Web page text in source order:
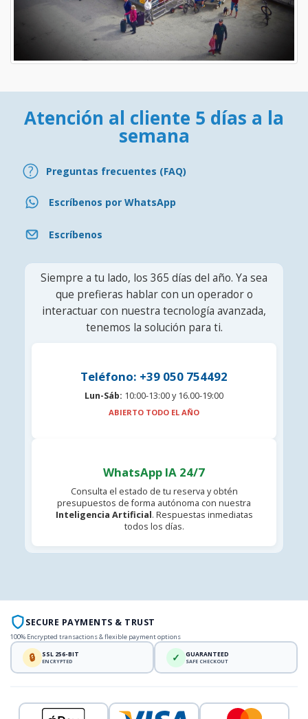
Atención al cliente 5 días a la
semana
Preguntas frecuentes (FAQ)
Escríbenos por WhatsApp
Escríbenos
Siempre a tu lado, los 365 días del año. Ya sea
que prefieras hablar con un operador o
interactuar con nuestra tecnología avanzada,
tenemos la solución para ti.
Teléfono: +39 050 754492
Lun-Sáb: 10:00-13:00 y 16.00-19:00
ABIERTO TODO EL AÑO
WhatsApp IA 24/7
Consulta el estado de tu reserva y obtén
presupuestos de forma autónoma con nuestra
Inteligencia Artificial. Respuestas inmediatas
todos los días.
SECURE PAYMENTS & TRUST
100% Encrypted transactions & flexible payment options
🔒 SSL 256-BIT
ENCRYPTED ✓ GUARANTEED
SAFE CHECKOUT